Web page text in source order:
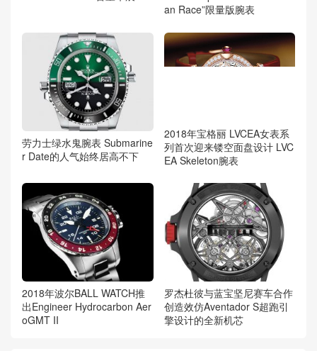
an Race”限量版腕表
劳力士绿水鬼腕表 Submarine
r Date的人气始终居高不下
2018年宝格丽 LVCEA女表系
列首次迎来镂空面盘设计 LVC
EA Skeleton腕表
2018年波尔BALL WATCH推
出Engineer Hydrocarbon Aer
oGMT II
罗杰杜彼与蓝宝坚尼赛车合作
创造效仿Aventador S超跑引
擎设计的全新机芯